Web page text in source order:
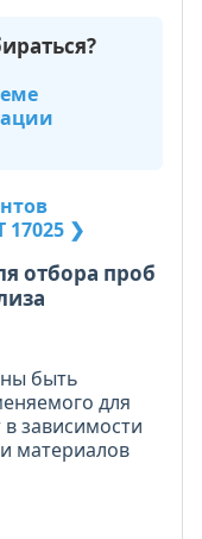
17025 ❯
отбора проб
быть
для
зависимости
материалов